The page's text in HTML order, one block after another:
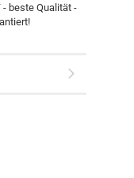
beste Qualität -